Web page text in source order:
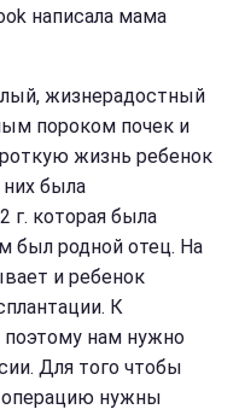
написала мама
жизнерадостный
пороком почек и
жизнь ребенок
них была
г. которая была
был родной отец. На
и ребенок
К
поэтому нам нужно
Для того чтобы
операцию нужны